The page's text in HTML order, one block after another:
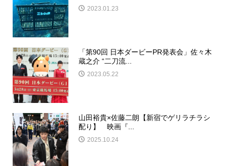
2023.01.23
「第90回 日本ダービーPR発表会」佐々木
蔵之介 “二刀流...
2023.05.22
山田裕貴×佐藤二朗【新宿でゲリラチラシ
配り】 映画『...
2025.10.24